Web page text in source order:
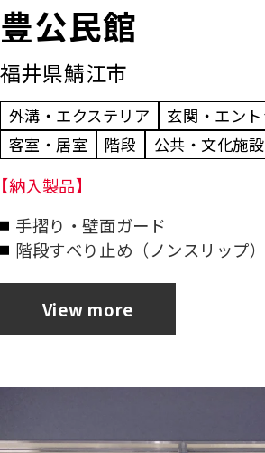
豊公民館
福井県鯖江市
外溝・エクステリア
玄関・エン
客室・居室
階段 公共・文化施設
【納入製品】
手摺り・壁面ガード
階段すべり止め（ノンスリップ）
View more